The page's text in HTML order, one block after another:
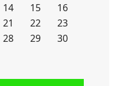
14 15
16
21 22
23
28 29
30